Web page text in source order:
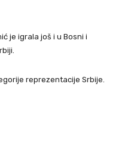
je igrala još i u Bosni i
reprezentacije Srbije.